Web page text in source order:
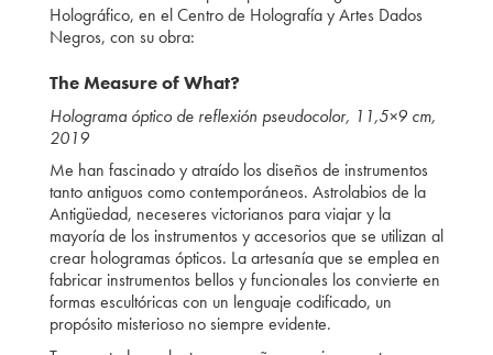
Holográfico, en el Centro de Holografía y Artes Dados
Negros, con su obra:
The Measure of What?
Holograma óptico de reflexión pseudocolor, 11,5×9 cm,
2019
Me han fascinado y atraído los diseños de instrumentos
tanto antiguos como contemporáneos. Astrolabios de la
Antigüedad, neceseres victorianos para viajar y la
mayoría de los instrumentos y accesorios que se utilizan al
crear hologramas ópticos. La artesanía que se emplea en
fabricar instrumentos bellos y funcionales los convierte en
formas escultóricas con un lenguaje codificado, un
propósito misterioso no siempre evidente.